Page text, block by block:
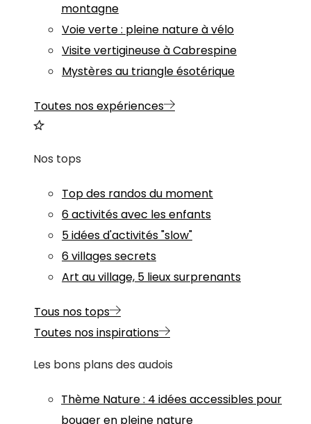
montagne
Voie verte : pleine nature à vélo
Visite vertigineuse à Cabrespine
Mystères au triangle ésotérique
Toutes nos expériences
Nos tops
Top des randos du moment
6 activités avec les enfants
5 idées d'activités "slow"
6 villages secrets
Art au village, 5 lieux surprenants
Tous nos tops
Toutes nos inspirations
Les bons plans des audois
Thème Nature: 4 idées accessibles pour
bouger en pleine nature